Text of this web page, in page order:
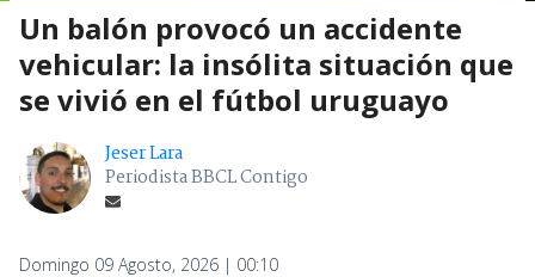
Un balón provocó un accidente
vehicular: la insólita situación que
se vivió en el fútbol uruguayo
Jeser Lara
Periodista BBCL Contigo
Domingo 09 Agosto, 2026 | 00:10